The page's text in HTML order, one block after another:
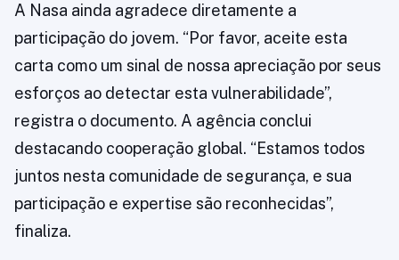
A Nasa ainda agradece diretamente a
participação do jovem. “Por favor, aceite esta
carta como um sinal de nossa apreciação por seus
esforços ao detectar esta vulnerabilidade”,
registra o documento. A agência conclui
destacando cooperação global. “Estamos todos
juntos nesta comunidade de segurança, e sua
participação e expertise são reconhecidas”,
finaliza.